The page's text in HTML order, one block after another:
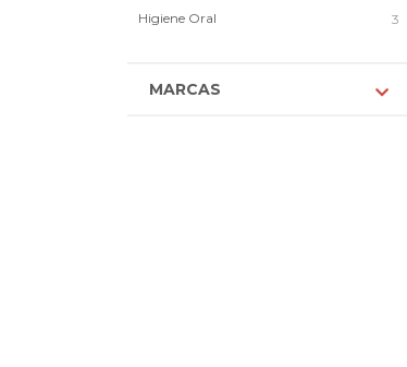
Higiene Oral 3
MARCAS